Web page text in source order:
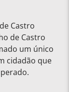
Castro
de Castro
um único
cidadão que